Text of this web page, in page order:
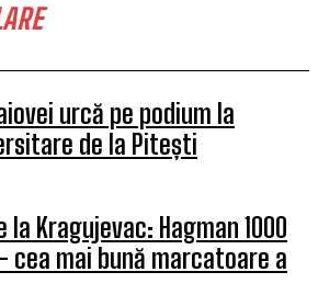
urcă pe podium la
de la Pitești
la Kragujevac: Hagman 1000
cea mai bună marcatoare a